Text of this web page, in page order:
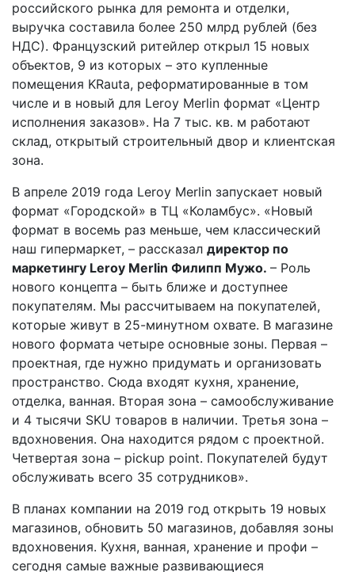
российского рынка для ремонта и отделки,
выручка составила более 250 млрд рублей (без
НДС). Французский ритейлер открыл 15 новых
объектов, 9 из которых – это купленные
помещения K­Rauta, реформатированные в том
числе и в новый для Leroy Merlin формат «Центр
исполнения заказов». На 7 тыс. кв. м работают
склад, открытый строительный двор и клиентская
зона.
В апреле 2019 года Leroy Merlin запускает новый
формат «Городской» в ТЦ «Коламбус». «Новый
формат в восемь раз меньше, чем классический
наш гипермаркет, – рассказал директор по
маркетингу Leroy Merlin Филипп Мужо. – Роль
нового концепта – быть ближе и доступнее
покупателям. Мы рассчитываем на покупателей,
которые живут в 25-­минутном охвате. В магазине
нового формата четыре основные зоны. Первая –
проектная, где нужно придумать и организовать
пространство. Сюда входят кухня, хранение,
отделка, ванная. Вторая зона – самообслуживание
и 4 тысячи SKU товаров в наличии. Третья зона –
вдохновения. Она находится рядом с проектной.
Четвертая зона – pick­up point. Покупателей будут
обслуживать всего 35 сотрудников».
В планах компании на 2019 год открыть 19 новых
магазинов, обновить 50 магазинов, добавляя зоны
вдохновения. Кухня, ванная, хранение и профи –
сегодня самые важные развивающиеся